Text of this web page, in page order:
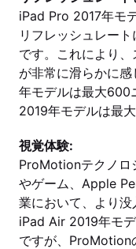
iPad Pro 2017年モ
リフレッシュレー
です。これにより
が非常に滑らかに
年モデルは最大600
2019年モデルは最
視覚体験:
ProMotionテクノロ
やゲーム、Apple
業において、より没
iPad Air 2019年モ
ですが、ProMotion